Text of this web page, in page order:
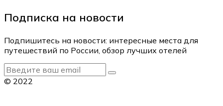
Подписка на новости
Подпишитесь на новости: интересные места для
путешествий по России, обзор лучших отелей
© 2022